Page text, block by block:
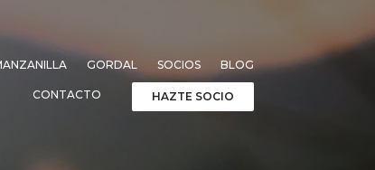
GORDAL SOCIOS BLOG
CONTACTO HAZTE SOCIO